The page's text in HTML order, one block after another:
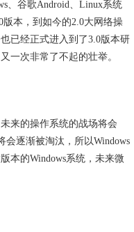
、谷歌Android、Linux系统
本，到如今的2.0大网络操
已经正式进入到了3.0版本研
一次非常了不起的壮举。
来的操作系统的战场将会
会逐渐被淘汰，所以Windows
本的Windows系统，未来微